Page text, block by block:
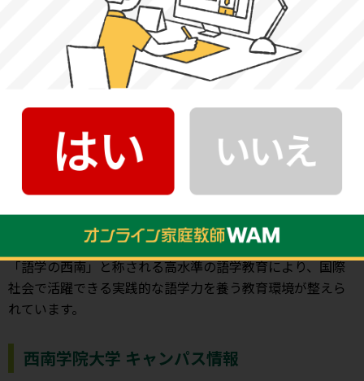
れ）」を建学の精神としキリスト教的人間観、世界観に立
ち、奉仕の精神をもって社会に貢献する人材の育成を目指
しています。
大学の特徴
西南学院大学は、少人数教育を基盤に、学生一人ひとりの
理解を深めるきめ細かな指導を行う大学です。双方向の対
し、「キリスト教学」や「チャペルアワー」を通じて人格
形成を重視した学びを展開している点も特長です。さらに
「語学の西南」と称される高水準の語学教育により、国際
社会で活躍できる実践的な語学力を養う教育環境が整えら
れています。
西南学院大学 キャンパス情報